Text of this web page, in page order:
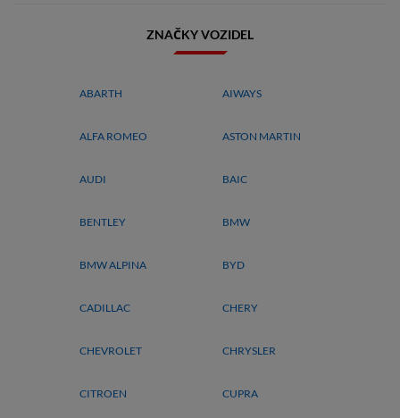
ZNAČKY VOZIDEL
ABARTH AIWAYS
ALFA ROMEO ASTON MARTIN
AUDI BAIC
BENTLEY BMW
BMW ALPINA BYD
CADILLAC CHERY
CHEVROLET CHRYSLER
CITROEN CUPRA